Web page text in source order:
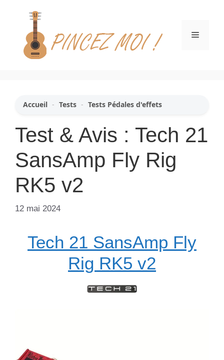
contenu
Menu
Accueil - Tests - Tests Pédales d'effets
Test & Avis : Tech 21
SansAmp Fly Rig
RK5 v2
12 mai 2024
Tech 21 SansAmp Fly
Rig RK5 v2